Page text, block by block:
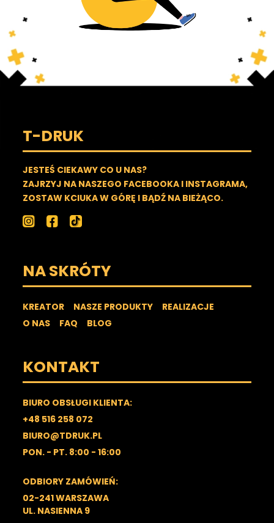
T-DRUK
JESTEŚ CIEKAWY CO U NAS?
ZAJRZYJ NA NASZEGO FACEBOOKA I INSTAGRAMA,
ZOSTAW KCIUKA W GÓRĘ I BĄDŹ NA BIEŻĄCO.
NA SKRÓTY
KREATOR NASZE PRODUKTY
REALIZACJE
O NAS
FAQ BLOG
KONTAKT
BIURO OBSŁUGI KLIENTA:
+48 516 258 072
BIURO@TDRUK.PL
PON. - PT. 8:00 - 16:00
ODBIORY ZAMÓWIEŃ:
02-241 WARSZAWA
UL. NASIENNA 9